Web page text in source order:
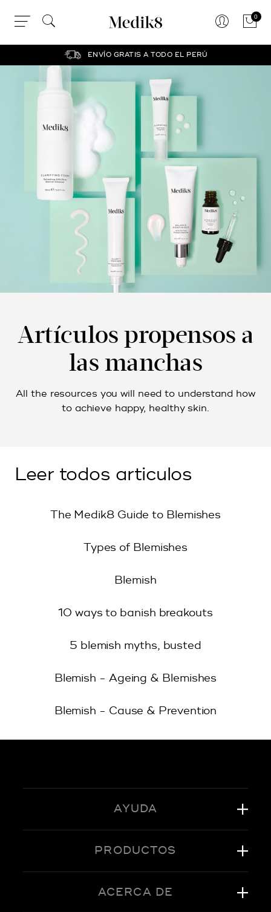
0
ENVÍO GRATIS A TODO EL PERÚ
Artículos propensos a
las manchas
All the resources you will need to understand how
to achieve happy, healthy skin.
Leer todos articulos
The Medik8 Guide to Blemishes
Types of Blemishes
Blemish
10 ways to banish breakouts
5 blemish myths, busted
Blemish - Ageing & Blemishes
Blemish - Cause & Prevention
AYUDA
PRODUCTOS
ACERCA DE